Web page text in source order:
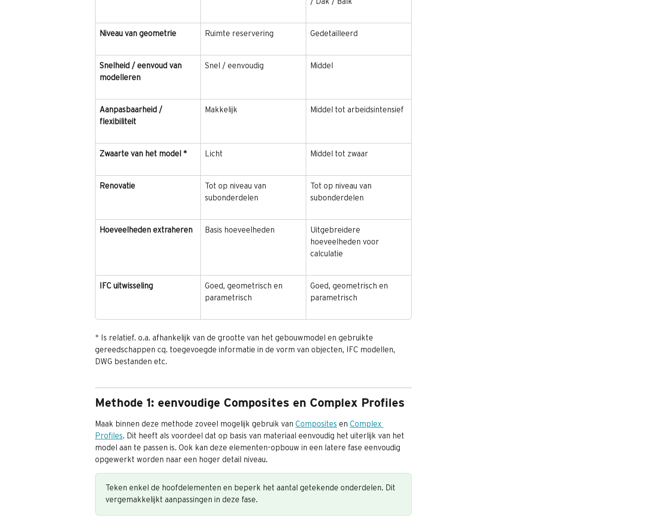
Niveau van geometrie Ruimte reservering Gedetailleerd
Snelheid / eenvoud van
modelleren
Snel / eenvoudig Middel
Aanpasbaarheid /
flexibiliteit
Makkelijk Middel tot arbeidsintensief
Zwaarte van het model * Licht Middel tot zwaar
Renovatie
Tot op niveau van
subonderdelen
Tot op niveau van
subonderdelen
Hoeveelheden extraheren Basis hoeveelheden
Uitgebreidere
hoeveelheden voor
calculatie
IFC uitwisseling
Goed, geometrisch en
parametrisch
Goed, geometrisch en
parametrisch
* Is relatief. o.a. afhankelijk van de grootte van het gebouwmodel en gebruikte
gereedschappen cq. toegevoegde informatie in de vorm van objecten, IFC modellen,
DWG bestanden etc.
Methode 1: eenvoudige Composites en Complex Profiles
Maak binnen deze methode zoveel mogelijk gebruik van Composites en Complex
Profiles. Dit heeft als voordeel dat op basis van materiaal eenvoudig het uiterlijk van het
model aan te passen is. Ook kan deze elementen-opbouw in een latere fase eenvoudig
opgewerkt worden naar een hoger detail niveau.
Teken enkel de hoofdelementen en beperk het aantal getekende onderdelen. Dit
vergemakkelijkt aanpassingen in deze fase.